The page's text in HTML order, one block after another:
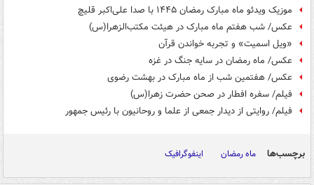
موزیک ویدئو ماه مبارک رمضان ۱۴۴۵ با صدا علی‌اکبر قلیچ
عکس/ شب هفتم ماه مبارک در هیئت مکتب‌الزهرا(س)
«ویل اسمیت» و تجربه خواندن قرآن
عکس/ ماه رمضان در سایه جنگ در غزه
عکس/ هفتمین شب از ماه مبارک در بهشت رضوی
فیلم/ سفره افطار در صحن حضرت زهرا(س)
فیلم/ روایتی از دیدار جمعی از علما و روحانیون با رئیس جمهور
برچسب‌ها ماه رمضان اینفوگرافیک